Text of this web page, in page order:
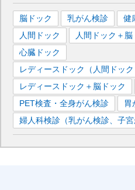
脳ドック 乳がん検診 健
人間ドック
人間ドック＋脳
心臓ドック
レディースドック（人間ドック
レディースドック＋脳ドック
PET検査・全身がん検診
胃
婦人科検診（乳がん検診、子宮